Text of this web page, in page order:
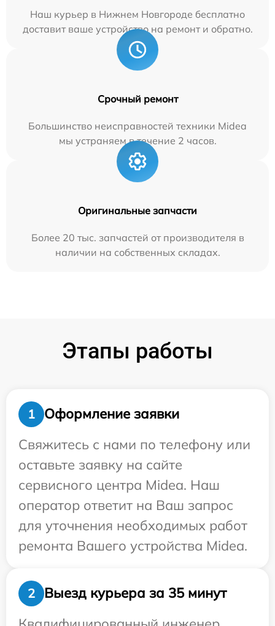
Наш курьер в Нижнем Новгороде бесплатно
доставит ваше устройство на ремонт и обратно.
Срочный ремонт
Большинство неисправностей техники Midea
мы устраняем в течение 2 часов.
Оригинальные запчасти
Более 20 тыс. запчастей от производителя в
наличии на собственных складах.
Этапы работы
1
Оформление заявки
Свяжитесь с нами по телефону или
оставьте заявку на сайте
сервисного центра Midea. Наш
оператор ответит на Ваш запрос
для уточнения необходимых работ
ремонта Вашего устройства Midea.
2
Выезд курьера за 35 минут